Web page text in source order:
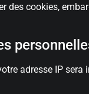
des cookies,
adresse IP sera